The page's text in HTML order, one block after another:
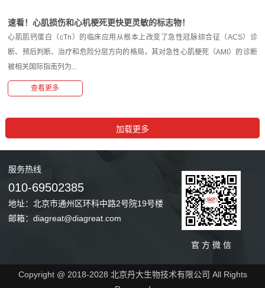
速看！心肌损伤和心机梗死更快更灵敏的标志物！
心肌肌钙蛋白（cTn）的临床应用从根本上改变了急性冠脉综合征（ACS）诊
断、预后判断、治疗和危险分层方向的格局，其对急性心肌梗死（AMI）的诊断
被相关国际指南列为...
查看更多
服务热线
010-69502385
地址：北京市通州区环科中路2号院19号楼
邮箱：diagreat@diagreat.com
官 方 微 信
Copyright @ 2018-2028 北京丹大生物技术有限公司 All Rights